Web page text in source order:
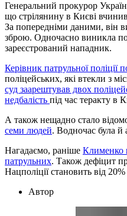
Генеральний прокурор
що стрілянину в Києві
За попередніми даними, він
зброю. Одночасно виникла
зареєстрований нападник.
Керівник патрульної поліції
поліцейських, які втекли з
суд заарештував двох
недбалість під час теракту в
А також нещадно стало
семи людей. Водночас була й
Нагадаємо, раніше Клименко
патрульних. Також дефіцит
Нацполіції становить від
Автор